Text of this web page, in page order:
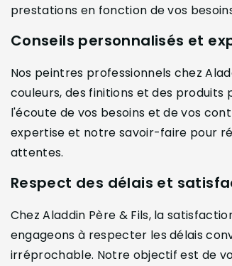
prestations en fonction de vos
Conseils personnalisés et
Nos peintres professionnels chez
couleurs, des finitions et des
l'écoute de vos besoins et de vos
expertise et notre savoir-faire pour
attentes.
Respect des délais et
Chez Aladdin Père & Fils, la
engageons à respecter les délais
irréprochable. Notre objectif est de